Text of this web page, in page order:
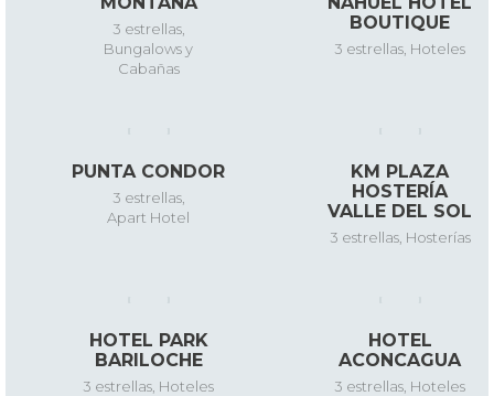
3 estrellas,
Bungalows y
Cabañas
BOUTIQUE
3 estrellas Hoteles
PUNTA CONDOR
3 estrellas,
Apart Hotel
KM PLAZA
HOSTERÍA
VALLE DEL SOL
3 estrellas, Hosterías
HOTEL PARK
BARILOCHE
3 estrellas Hoteles
HOTEL
ACONCAGUA
3 estrellas Hoteles